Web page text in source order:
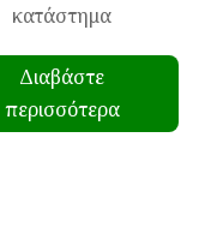
κατάστημα
Διαβάστε
περισσότερα